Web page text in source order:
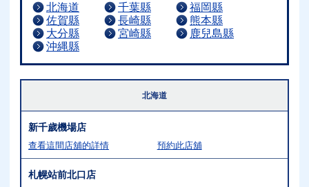
北海道 千葉縣
福岡縣
佐賀縣
長崎縣
熊本縣
大分縣
宮崎縣
鹿兒島縣
沖縄縣
北海道
新千歲機場店
查看這間店舖的詳情 預約此店舖
札幌站前北口店